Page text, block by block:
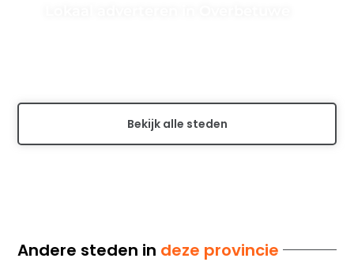
Bekijk alle steden
Andere steden in deze provincie